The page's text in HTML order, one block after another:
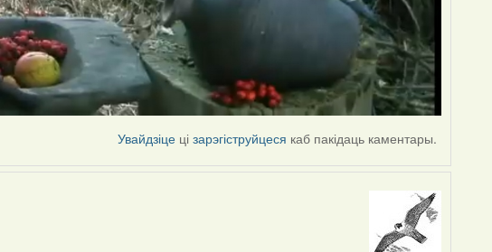
Увайдзіце цізарэгіструйцеся каб пакідаць каментары.